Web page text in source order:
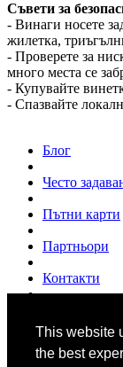
This website
the best
Съвети за
- Винаги носете
жилетка,
- Проверете за
много места се
- Купувайте
- Спазвайте
Блог
Често
Пътни карти
Партньори
Контакти
© 2007 - 2026
Всички текстове